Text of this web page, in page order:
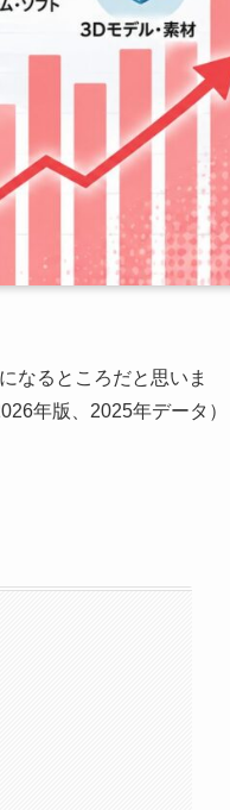
なるところだと思いま
年版、2025年データ）